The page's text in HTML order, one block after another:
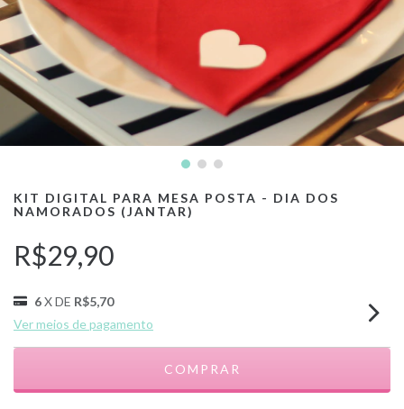
KIT DIGITAL PARA MESA POSTA - DIA DOS
NAMORADOS (JANTAR)
R$29,90
6X DE R$5,70
Ver meios de pagamento